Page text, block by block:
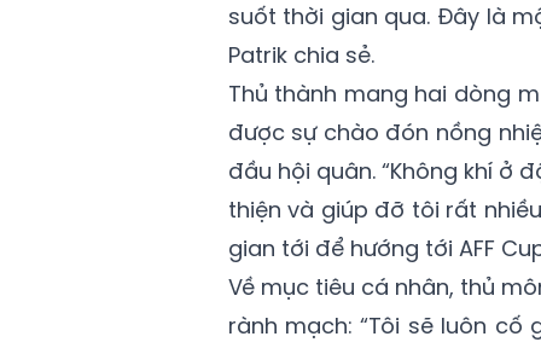
suốt thời gian qua. Đây là
Patrik chia sẻ.
Thủ thành mang hai dòng
được sự chào đón nồng
đầu hội quân. “Không khí ở
thiện và giúp đỡ tôi rất
gian tới để hướng tới AFF
Về mục tiêu cá nhân, thủ
rành mạch: “Tôi sẽ luôn